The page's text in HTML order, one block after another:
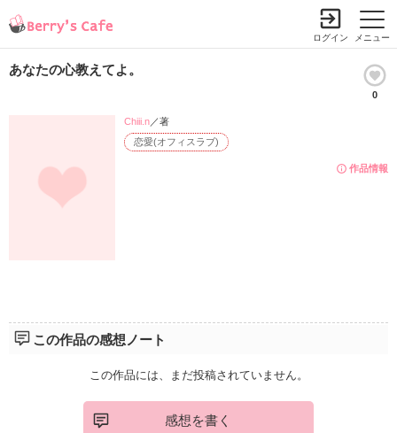
メニュー
ログイン
あなたの心教えてよ。
0
作品情報
恋愛(オフィスラブ)
Chiii.n／著
この作品の感想ノート
この作品には、まだ投稿されていません。
感想を書く